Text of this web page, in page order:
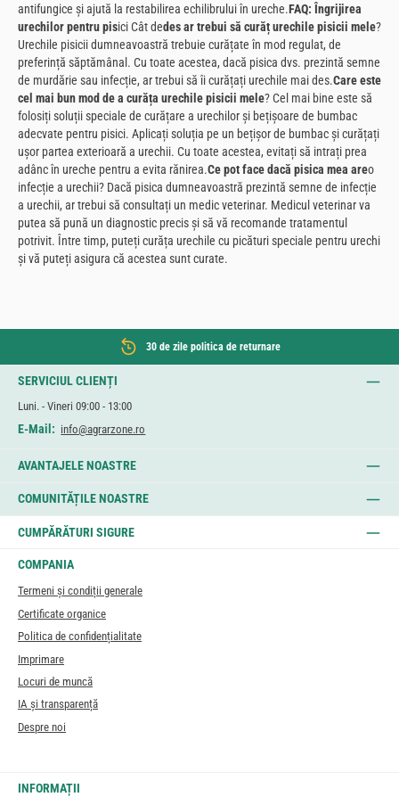
antifungice și ajută la restabilirea echilibrului în ureche.FAQ: Îngrijirea
urechilor pentru pisici Cât dedes ar trebui să curăț urechile pisicii mele?
Urechile pisicii dumneavoastră trebuie curățate în mod regulat, de
preferință săptămânal. Cu toate acestea, dacă pisica dvs. prezintă semne
de murdărie sau infecție, ar trebui să îi curățați urechile mai des.Care este
cel mai bun mod de a curăța urechile pisicii mele? Cel mai bine este să
folosiți soluții speciale de curățare a urechilor și bețișoare de bumbac
adecvate pentru pisici. Aplicați soluția pe un bețișor de bumbac și curățați
ușor partea exterioară a urechii. Cu toate acestea, evitați să intrați prea
adânc în ureche pentru a evita rănirea.Ce pot face dacă pisica mea areo
infecție a urechii? Dacă pisica dumneavoastră prezintă semne de infecție
a urechii, ar trebui să consultați un medic veterinar. Medicul veterinar va
putea să pună un diagnostic precis și să vă recomande tratamentul
potrivit. Între timp, puteți curăța urechile cu picături speciale pentru urechi
și vă puteți asigura că acestea sunt curate.
30 de zile politica de returnare
SERVICIUL CLIENȚI
Luni. - Vineri 09:00 - 13:00
E-Mail: info@agrarzone.ro
AVANTAJELE NOASTRE
COMUNITĂȚILE NOASTRE
CUMPĂRĂTURI SIGURE
COMPANIA
Termeni și condiții generale
Certificate organice
Politica de confidențialitate
Imprimare
Locuri de muncă
IA și transparență
Despre noi
INFORMAȚII